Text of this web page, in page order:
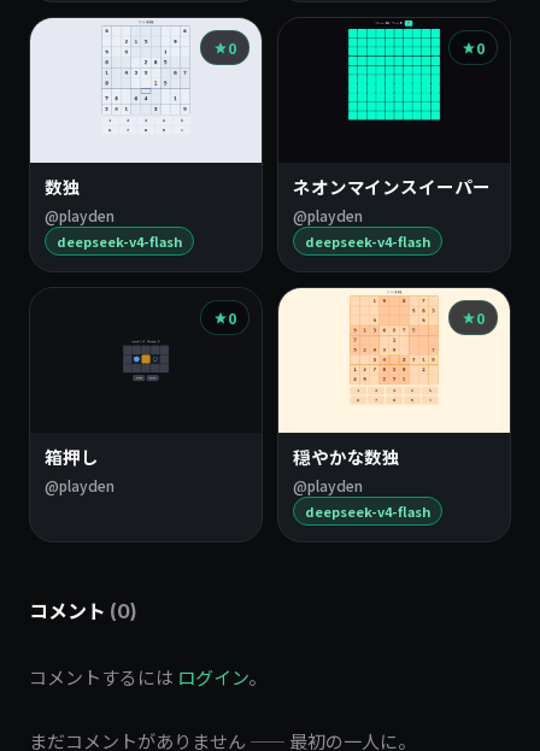
0
数独
@playden
deepseek-v4-flash
0
ネオンマインスイーパー
@playden
deepseek-v4-flash
0
箱押し
@playden
0
穏やかな数独
@playden
deepseek-v4-flash
コメント (0)
コメントするには ログイン。
まだコメントがありません —— 最初の一人に。